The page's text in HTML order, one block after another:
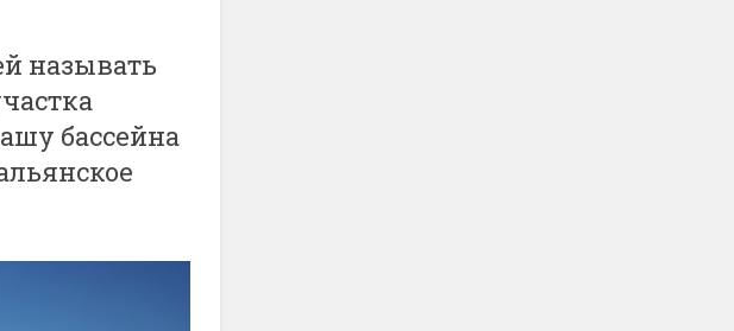
называть
бассейна